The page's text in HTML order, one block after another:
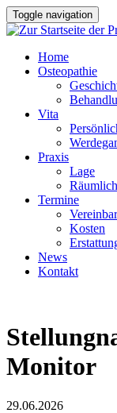
Toggle navigation
Home
Osteopathie
Vita
Praxis
Lage
Termine
Kosten
News
Kontakt
Monitor
29.06.2026